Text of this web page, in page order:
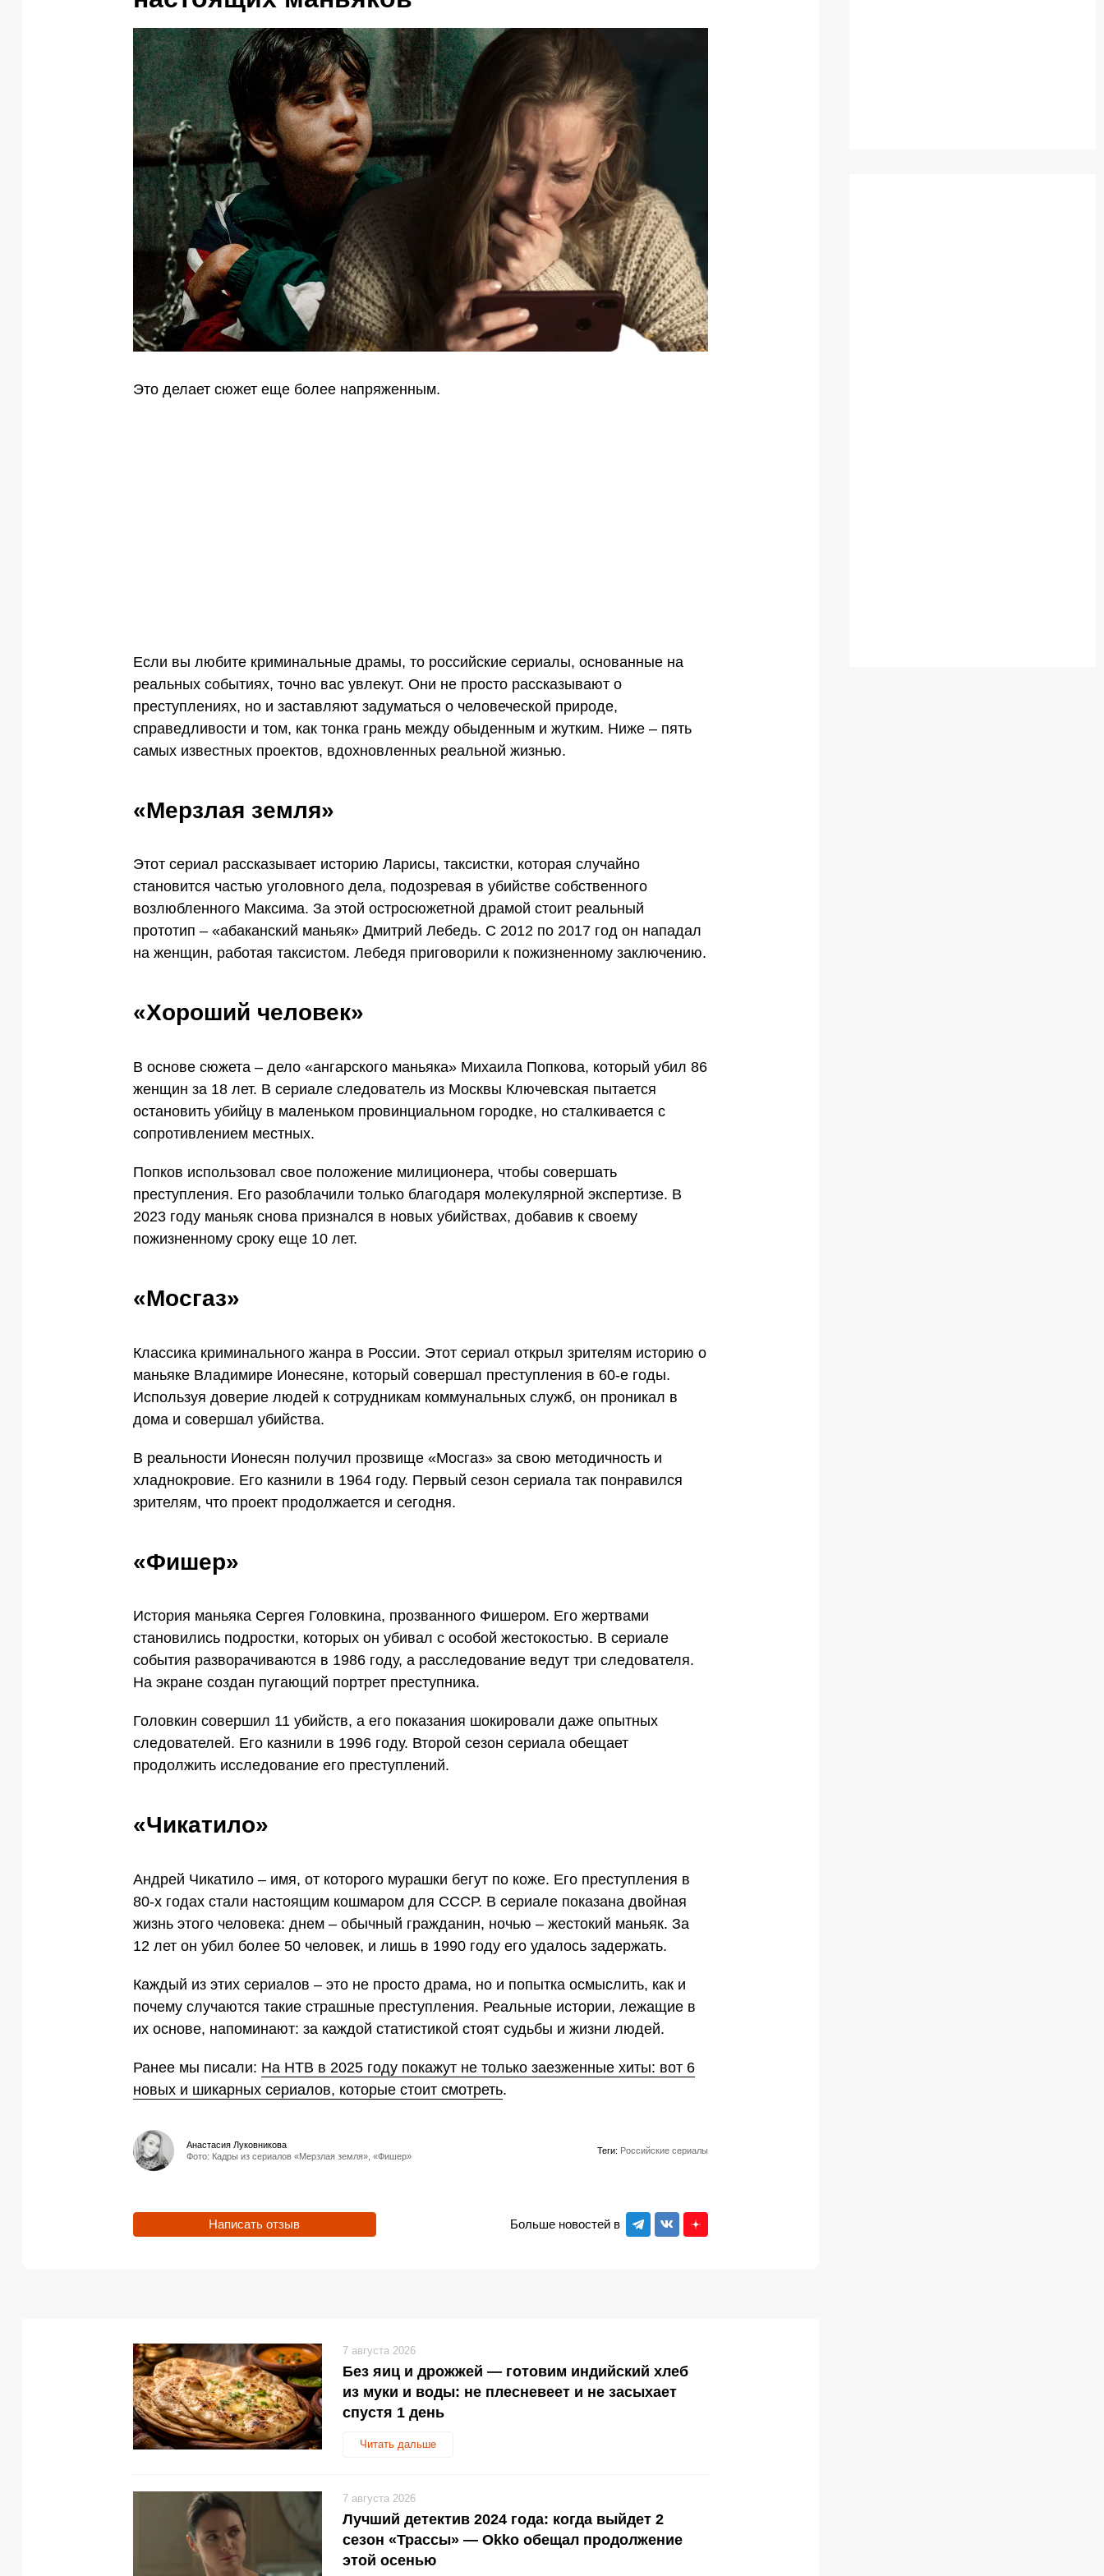
Это делает сюжет еще более напряженным.
Если вы любите криминальные драмы, то российские сериалы, основанные на
реальных событиях, точно вас увлекут. Они не просто рассказывают о
преступлениях, но и заставляют задуматься о человеческой природе,
справедливости и том, как тонка грань между обыденным и жутким. Ниже – пять
самых известных проектов, вдохновленных реальной жизнью.
«Мерзлая земля»
Этот сериал рассказывает историю Ларисы, таксистки, которая случайно
становится частью уголовного дела, подозревая в убийстве собственного
возлюбленного Максима. За этой остросюжетной драмой стоит реальный
прототип – «абаканский маньяк» Дмитрий Лебедь. С 2012 по 2017 год он нападал
на женщин, работая таксистом. Лебедя приговорили к пожизненному заключению.
«Хороший человек»
В основе сюжета – дело «ангарского маньяка» Михаила Попкова, который убил 86
женщин за 18 лет. В сериале следователь из Москвы Ключевская пытается
остановить убийцу в маленьком провинциальном городке, но сталкивается с
сопротивлением местных.
Попков использовал свое положение милиционера, чтобы совершать
преступления. Его разоблачили только благодаря молекулярной экспертизе. В
2023 году маньяк снова признался в новых убийствах, добавив к своему
пожизненному сроку еще 10 лет.
«Мосгаз»
Классика криминального жанра в России. Этот сериал открыл зрителям историю о
маньяке Владимире Ионесяне, который совершал преступления в 60-е годы.
Используя доверие людей к сотрудникам коммунальных служб, он проникал в
дома и совершал убийства.
В реальности Ионесян получил прозвище «Мосгаз» за свою методичность и
хладнокровие. Его казнили в 1964 году. Первый сезон сериала так понравился
зрителям, что проект продолжается и сегодня.
«Фишер»
История маньяка Сергея Головкина, прозванного Фишером. Его жертвами
становились подростки, которых он убивал с особой жестокостью. В сериале
события разворачиваются в 1986 году, а расследование ведут три следователя.
На экране создан пугающий портрет преступника.
Головкин совершил 11 убийств, а его показания шокировали даже опытных
следователей. Его казнили в 1996 году. Второй сезон сериала обещает
продолжить исследование его преступлений.
«Чикатило»
Андрей Чикатило – имя, от которого мурашки бегут по коже. Его преступления в
80-х годах стали настоящим кошмаром для СССР. В сериале показана двойная
жизнь этого человека: днем – обычный гражданин, ночью – жестокий маньяк. За
12 лет он убил более 50 человек, и лишь в 1990 году его удалось задержать.
Каждый из этих сериалов – это не просто драма, но и попытка осмыслить, как и
почему случаются такие страшные преступления. Реальные истории, лежащие в
их основе, напоминают: за каждой статистикой стоят судьбы и жизни людей.
Ранее мы писали: На НТВ в 2025 году покажут не только заезженные хиты: вот 6
новых и шикарных сериалов, которые стоит смотреть.
Фото: Кадры из сериалов «Мерзлая земля», «Фишер»
Анастасия Луковникова
Теги: Российские сериалы
Больше новостей в
Написать отзыв
Без яиц и дрожжей — готовим индийский хлеб
из муки и воды: не плесневеет и не засыхает
спустя 1 день
Читать дальше
7 августа 2026
Лучший детектив 2024 года: когда выйдет 2
сезон «Трассы» — Okko обещал продолжение
этой осенью
7 августа 2026